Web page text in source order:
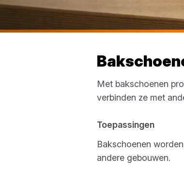
Met bakschoenen
verbinden ze met
Toepassingen
Bakschoenen
andere gebouwen.